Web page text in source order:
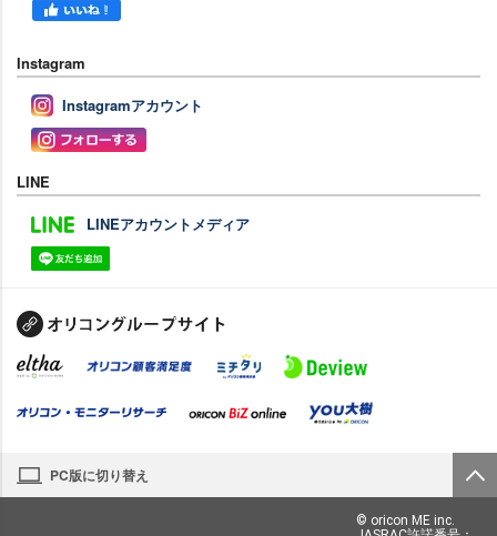
Instagram
Instagramアカウント
LINE
LINEアカウントメディア
PC版に切り替え
© oricon ME inc.